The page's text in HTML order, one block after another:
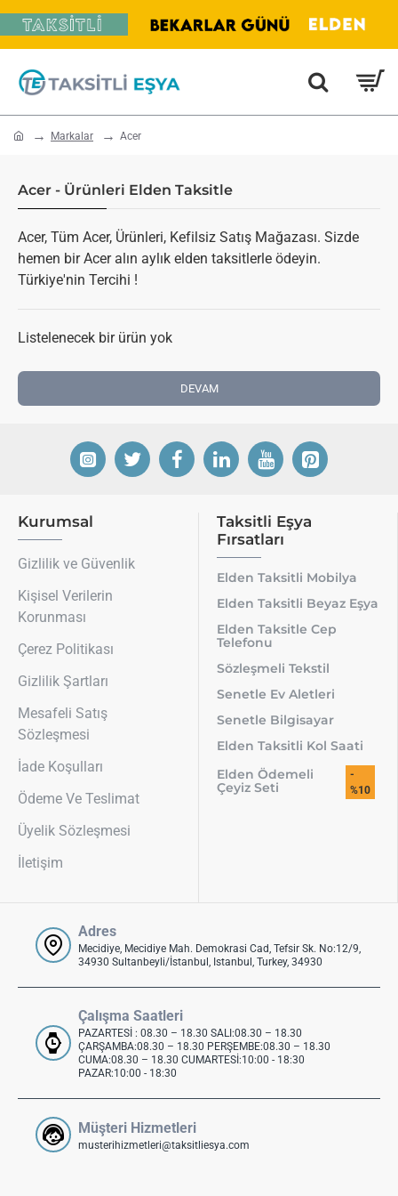
home Markalar Acer
Acer - Ürünleri Elden Taksitle
Acer, Tüm Acer, Ürünleri, Kefilsiz Satış Mağazası. Sizde
hemen bir Acer alın aylık elden taksitlerle ödeyin.
Türkiye'nin Tercihi !
Listelenecek bir ürün yok
DEVAM
Kurumsal
Gizlilik ve Güvenlik
Kişisel Verilerin
Korunması
Çerez Politikası
Gizlilik Şartları
Mesafeli Satış
Sözleşmesi
İade Koşulları
Ödeme Ve Teslimat
Üyelik Sözleşmesi
İletişim
Taksitli Eşya
Fırsatları
Elden Taksitli Mobilya
Elden Taksitli Beyaz Eşya
Elden Taksitle Cep
Telefonu
Sözleşmeli Tekstil
Senetle Ev Aletleri
Senetle Bilgisayar
Elden Taksitli Kol Saati
Elden Ödemeli
Çeyiz Seti
-
%10
Adres
Mecidiye, Mecidiye Mah. Demokrasi Cad, Tefsir Sk. No:12/9,
34930 Sultanbeyli/İstanbul, Istanbul, Turkey, 34930
Çalışma Saatleri
PAZARTESİ : 08.30 – 18.30 SALI:08.30 – 18.30
ÇARŞAMBA:08.30 – 18.30 PERŞEMBE:08.30 – 18.30
CUMA:08.30 – 18.30 CUMARTESİ:10:00 - 18:30
PAZAR:10:00 - 18:30
Müşteri Hizmetleri
musterihizmetleri@taksitliesya.com